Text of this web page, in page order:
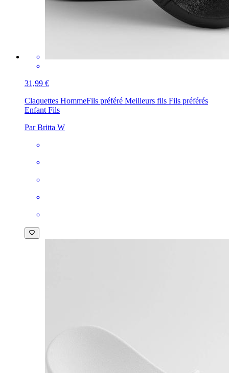
31,99 €
Claquettes HommeFils préféré Meilleurs fils Fils préférés
Enfant Fils
Par Britta W